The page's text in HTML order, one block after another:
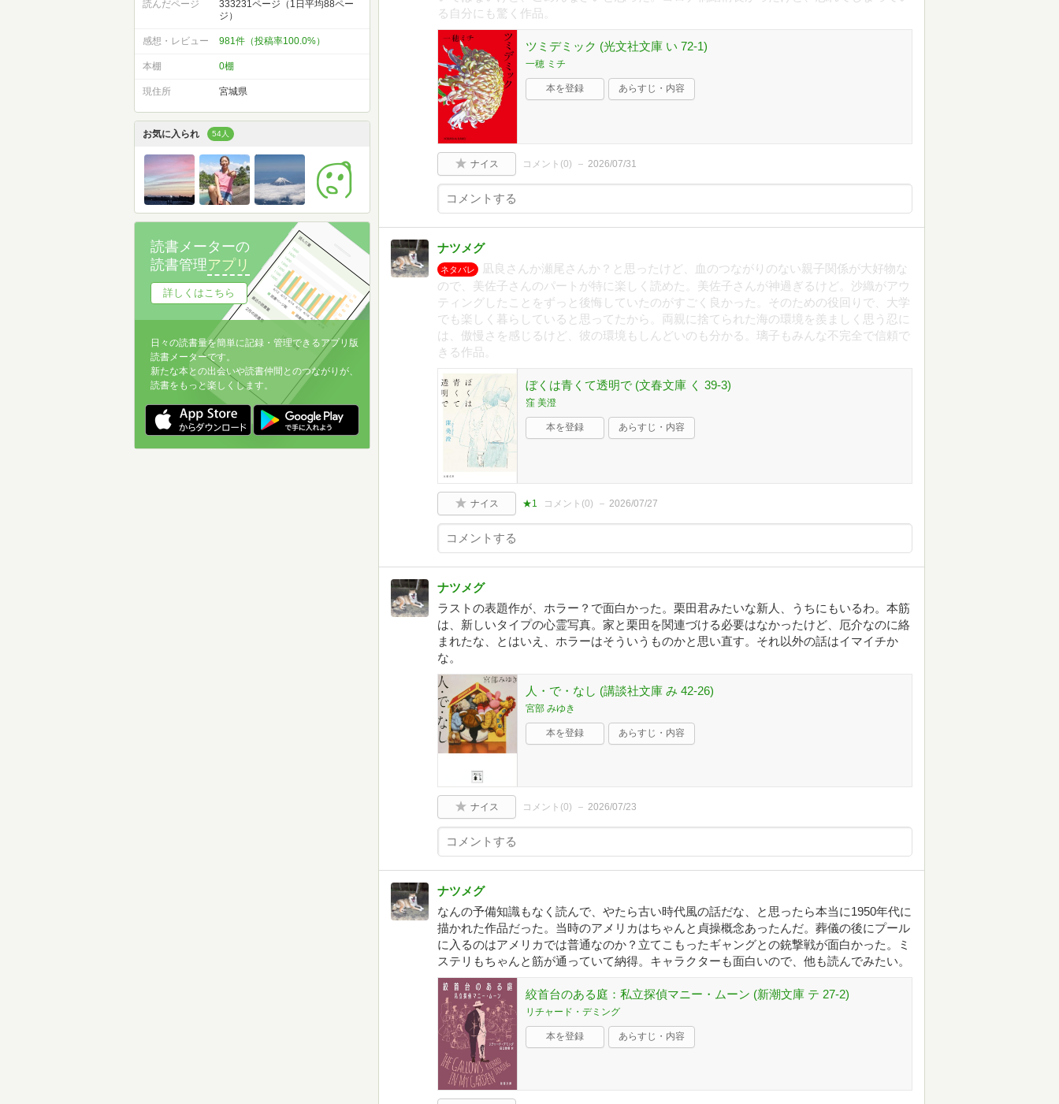
る自分にも驚く作品。
ツミデミック (光文社文庫 い 72-1)
一穂 ミチ
本を登録 あらすじ・内容
ナイス コメント(0) 2026/07/31
ナツメグ
ネタバレ
凪良さんか瀬尾さんか？と思ったけど、血のつながりのない親子関係が大好物な
ので、美佐子さんのパートが特に楽しく読めた。美佐子さんが神過ぎるけど。沙織がアウ
ティングしたことをずっと後悔していたのがすごく良かった。そのための役回りで、大学
でも楽しく暮らしていると思ってたから。両親に捨てられた海の環境を羨ましく思う忍に
は、傲慢さを感じるけど、彼の環境もしんどいのも分かる。璃子もみんな不完全で信頼で
きる作品。
ぼくは青くて透明で (文春文庫 く 39-3)
窪 美澄
本を登録 あらすじ・内容
ナイス ★1 コメント(0) 2026/07/27
ナツメグ
ラストの表題作が、ホラー？で面白かった。栗田君みたいな新人、うちにもいるわ。本筋
は、新しいタイプの心霊写真。家と栗田を関連づける必要はなかったけど、厄介なのに絡
まれたな、とはいえ、ホラーはそういうものかと思い直す。それ以外の話はイマイチか
な。
人・で・なし (講談社文庫 み 42-26)
宮部 みゆき
本を登録 あらすじ・内容
ナイス コメント(0) 2026/07/23
ナツメグ
なんの予備知識もなく読んで、やたら古い時代風の話だな、と思ったら本当に1950年代に
描かれた作品だった。当時のアメリカはちゃんと貞操概念あったんだ。葬儀の後にプール
に入るのはアメリカでは普通なのか？立てこもったギャングとの銃撃戦が面白かった。ミ
ステリもちゃんと筋が通っていて納得。キャラクターも面白いので、他も読んでみたい。
絞首台のある庭：私立探偵マニー・ムーン (新潮文庫 テ 27-2)
リチャード・デミング
本を登録 あらすじ・内容
読んだページ
333231ページ（1日平均88ペー
ジ）
感想・レビュー 981件（投稿率100.0%）
本棚 0棚
現住所 宮城県
お気に入られ 54人
読書メーターの
読書管理アプリ
詳しくはこちら
日々の読書量を簡単に記録・管理できるアプリ版
読書メーターです。
新たな本との出会いや読書仲間とのつながりが、
読書をもっと楽しくします。